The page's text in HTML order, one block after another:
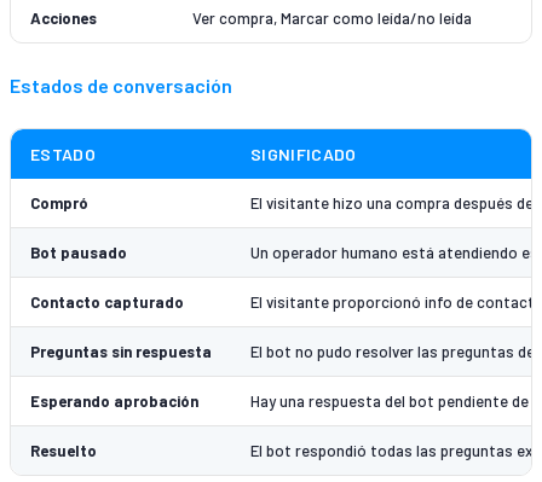
Acciones Ver compra, Marcar como leída/no leída
Estados de conversación
ESTADO SIGNIFICADO
Compró El visitante hizo una compra después
Bot pausado Un operador humano está atendiendo
Contacto capturado El visitante proporcionó info de
Preguntas sin respuesta El bot no pudo resolver las preguntas
Esperando aprobación Hay una respuesta del bot pendiente de
Resuelto El bot respondió todas las preguntas